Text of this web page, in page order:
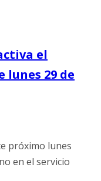
el
lunes 29 de
próximo lunes
en el servicio